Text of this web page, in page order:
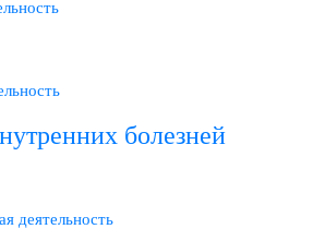
болезней
деятельность